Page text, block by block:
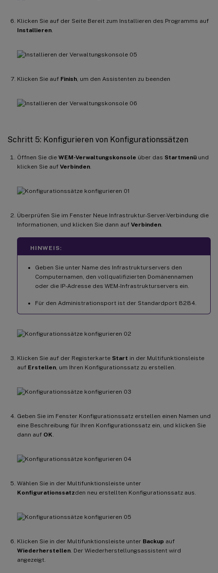
Klicken Sie auf der Seite Bereit zum Installieren des Programms auf
Installieren
Klicken Sie auf Finish , um den Assistenten zu beenden
Schritt 5: Konfigurieren von Konfigurationssätzen
Öffnen Sie die WEM-Verwaltungskonsole über das Startmenü und
klicken Sie auf Verbinden
Überprüfen Sie im Fenster Neue Infrastruktur-Server-Verbindung die
Informationen, und klicken Sie dann auf Verbinden
HINWEIS:
Geben Sie unter Name des Infrastrukturservers den
Computernamen, den vollqualifizierten Domänennamen
oder die IP-Adresse des WEM-Infrastrukturservers ein.
Für den Administrationsport ist der Standardport 8284.
Klicken Sie auf der Registerkarte Start in der Multifunktionsleiste
auf Erstellen , um Ihren Konfigurationssatz zu erstellen.
Geben Sie im Fenster Konfigurationssatz erstellen einen Namen und
eine Beschreibung für Ihren Konfigurationssatz ein, und klicken Sie
dann auf OK
Wählen Sie in der Multifunktionsleiste unter
Konfigurationssatzden neu erstellten Konfigurationssatz aus.
Klicken Sie in der Multifunktionsleiste unter Backup auf
Wiederherstellen . Der Wiederherstellungsassistent wird
angezeigt.